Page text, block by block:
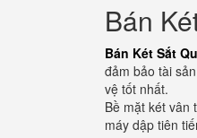
Bán
Bán Két Sắt
đảm bảo tài
vệ tốt nhất.
Bề mặt két vân
máy dập tiên